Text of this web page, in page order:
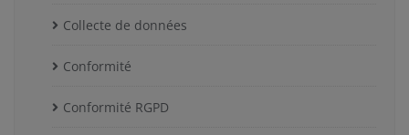
Collecte de données
Conformité
Conformité RGPD